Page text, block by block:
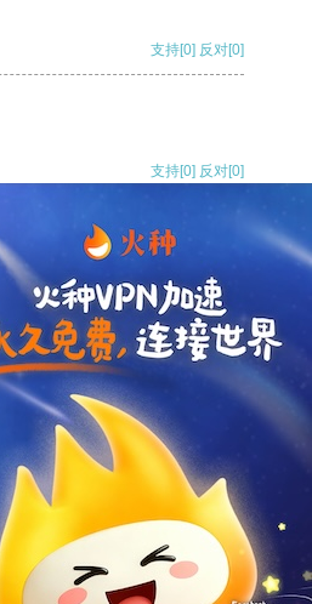
支持[0] 反对[0]
支持[0] 反对[0]
支持[0] 反对
支持
反对 [0]